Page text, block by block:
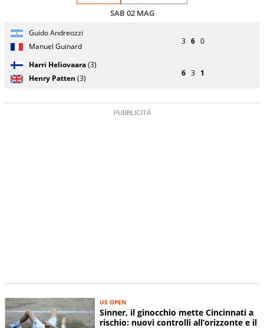
SAB 02 MAG
Nazionalità
Giocatore
(posizione
testa di
Guido Andreozzi
3 6 0
Manuel Guinard
Harri Heliovaara(3)
6 3 1
Henry Patten (3)
US OPEN
Sinner, il ginocchio mette Cincinnati a
rischio: nuovi controlli all’orizzonte e il